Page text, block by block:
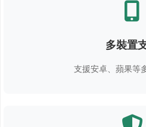
多裝置
支援安卓、蘋果等